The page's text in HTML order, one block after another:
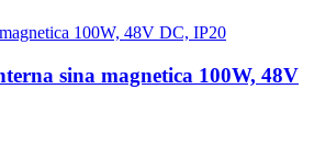
sina magnetica 100W, 48V